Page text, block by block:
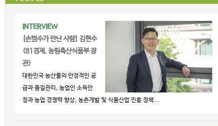
INTERVIEW
[손범수가 만난 사람] 김현수
(81경제, 농림축산식품부 장
관)
대한민국 농산물의 안정적인 공
급과 품질관리, 농업인 소득안
정과 농업 경쟁력 향상, 농촌개발 및 식품산업 진흥 정책...